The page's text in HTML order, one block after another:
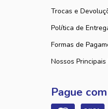
Trocas e
Política de
Formas de
Nossos
Pague com